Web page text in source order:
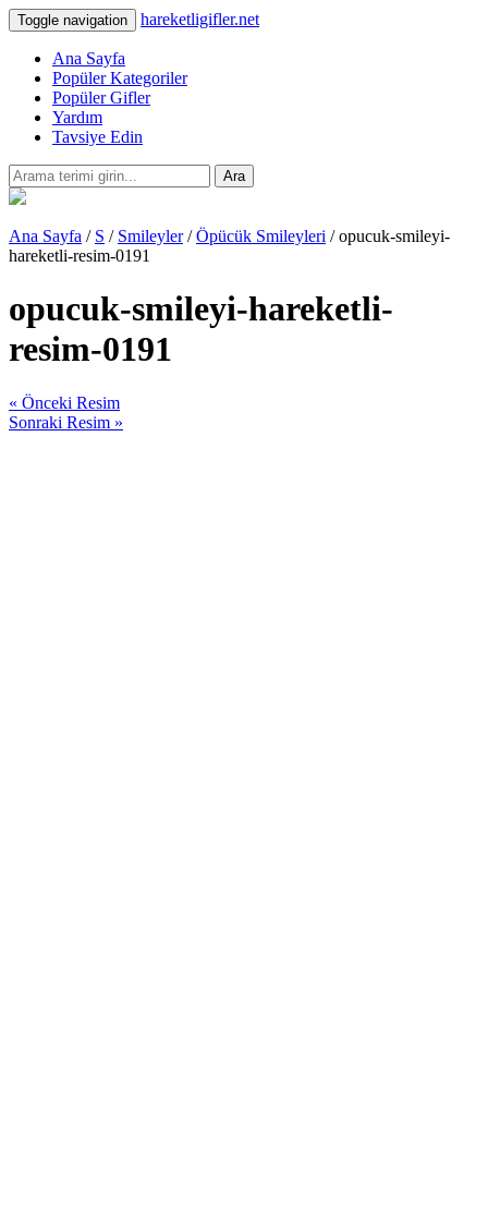
Toggle navigation hareketligifler.net
Ana Sayfa
Popüler Kategoriler
Popüler Gifler
Yardım
Tavsiye Edin
Ara
Ana Sayfa / S / Smileyler/Öpücük Smileyleri / opucuk-smileyi-
hareketli-resim-0191
opucuk-smileyi-hareketli-
resim-0191
« Önceki Resim
Sonraki Resim »